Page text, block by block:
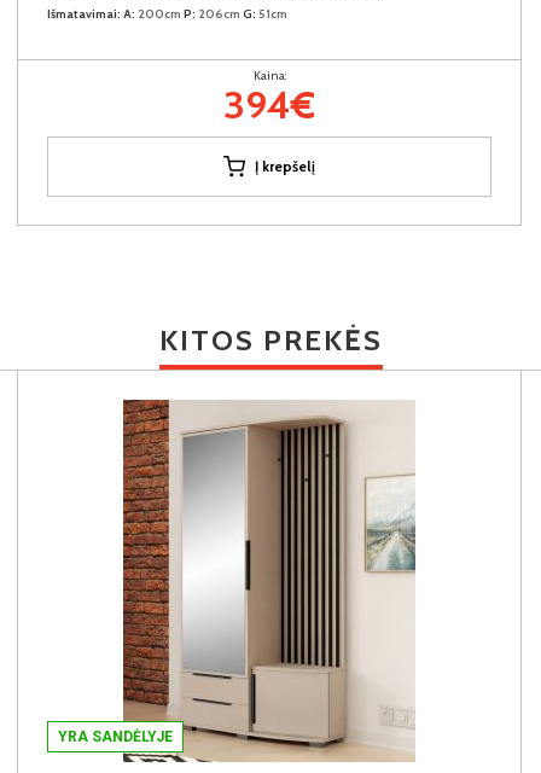
Išmatavimai: A: 200cm P: 206cm G: 51cm
Kaina:
394€
Į krepšelį
KITOS PREKĖS
YRA SANDĖLYJE